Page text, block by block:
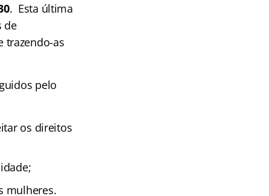
. Esta última
de
trazendo-as
pelo
os direitos
mulheres.